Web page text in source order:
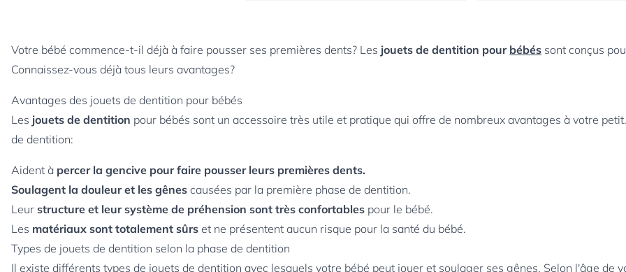
Votre bébé commence-t-il déjà à faire pousser ses premières dents? Les jouets de dentition pour bébés sont conçus
Connaissez-vous déjà tous leurs avantages?
Avantages des jouets de dentition pour bébés
Les jouets de dentition pour bébés sont un accessoire très utile et pratique qui offre de nombreux avantages à votre
de dentition:
Aident à percer la gencive pour faire pousser leurs premières dents.
Soulagent la douleur et les gênes causées par la première phase de dentition.
Leur structure et leur système de préhension sont très confortables pour le bébé.
Les matériaux sont totalement sûrs et ne présentent aucun risque pour la santé du bébé.
Types de jouets de dentition selon la phase de dentition
Il existe différents types de jouets de dentition avec lesquels votre bébé peut jouer et soulager ses gênes. Selon l'âge de